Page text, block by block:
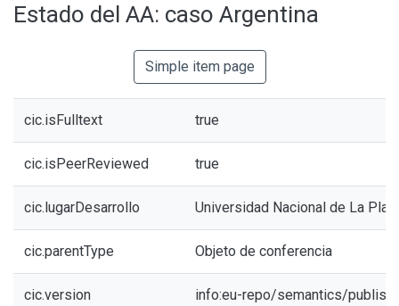
Aportar material
Estado del AA: caso Argentina
Simple item page
cic.isFulltext true
cic.isPeerReviewed true
cic.lugarDesarrollo Universidad Nacional de La Plata
cic.parentType Objeto de conferencia
cic.version info:eu-repo/semantics/